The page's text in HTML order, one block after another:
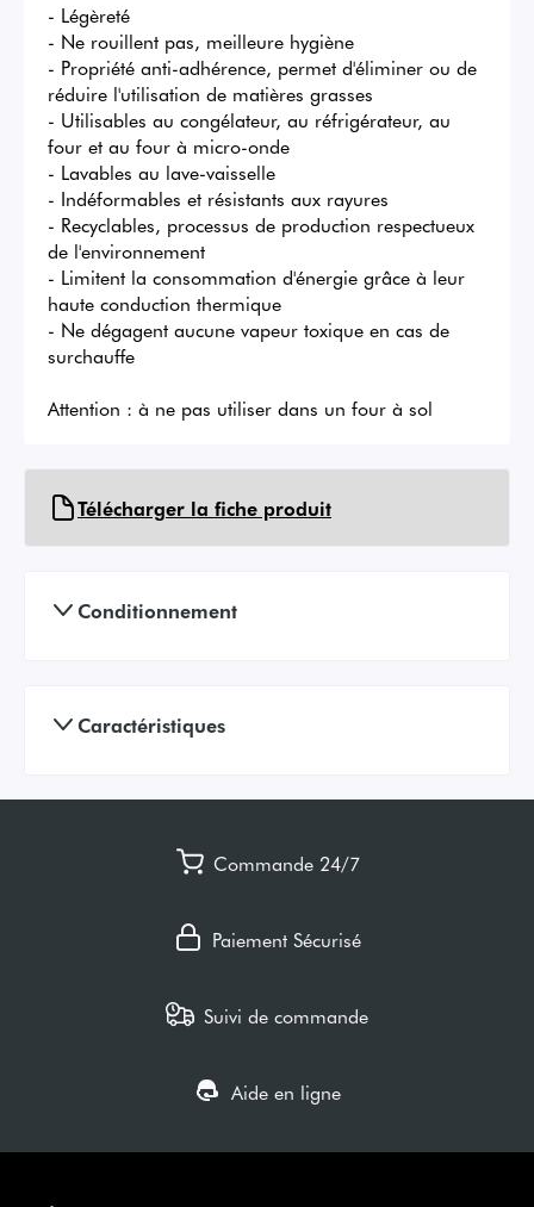
- Légèreté
- Ne rouillent pas, meilleure hygiène
- Propriété anti-adhérence, permet d'éliminer ou de
réduire l'utilisation de matières grasses
- Utilisables au congélateur, au réfrigérateur, au
four et au four à micro-onde
- Lavables au lave-vaisselle
- Indéformables et résistants aux rayures
- Recyclables, processus de production respectueux
de l'environnement
- Limitent la consommation d'énergie grâce à leur
haute conduction thermique
- Ne dégagent aucune vapeur toxique en cas de
surchauffe
Attention : à ne pas utiliser dans un four à sol
Télécharger la fiche produit
Conditionnement
Caractéristiques
Commande 24/7
Paiement Sécurisé
Suivi de commande
Aide en ligne